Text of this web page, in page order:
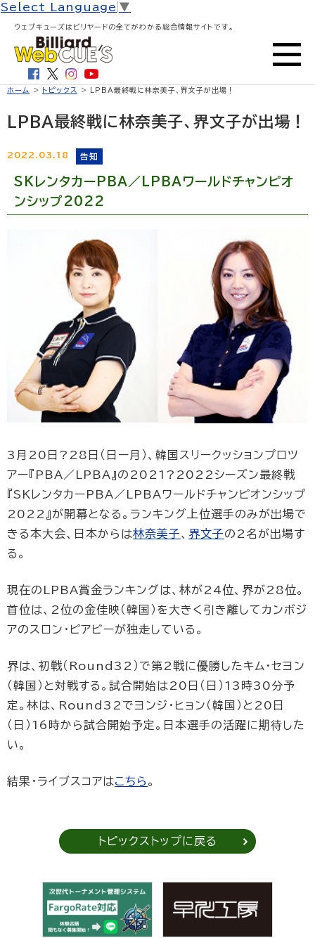
Select Language ▼
ウェブキューズはビリヤードの全てがわかる総合情報サイトです。
ホーム > トピックス > LPBA最終戦に林奈美子、界文子が出場！
LPBA最終戦に林奈美子、界文子が出場！
2022.03.18 告知
SKレンタカーPBA／LPBAワールドチャンピオ
ンシップ2022
3月20日?28日（日ー月）、韓国スリークッションプロツ
アー『PBA／LPBA』の2021?2022シーズン最終戦
『SKレンタカーPBA／LPBAワールドチャンピオンシップ
2022』が開幕となる。ランキング上位選手のみが出場で
きる本大会、日本からは林奈美子、 界文子の2名が出場す
る。
現在のLPBA賞金ランキングは、林が24位、界が28位。
首位は、2位の金佳映（韓国）を大きく引き離してカンボジ
アのスロン・ピアビーが独走している。
界は、初戦（Round32）で第2戦に優勝したキム・セヨン
（韓国）と対戦する。試合開始は20日（日）13時30分予
定。林は、Round32でヨンジ・ヒョン（韓国）と20日
（日）16時から試合開始予定。日本選手の活躍に期待した
い。
結果・ライブスコアはこちら 。
トピックストップに戻る